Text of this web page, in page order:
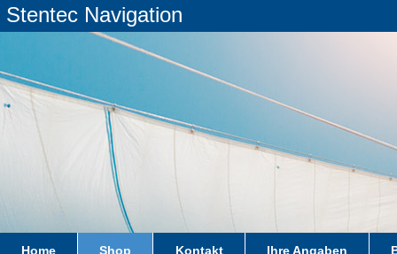
Stentec Navigation
Home Shop Kontakt Ihre Angaben